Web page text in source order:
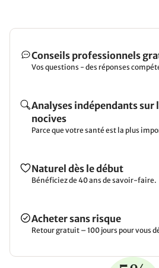
Conseils professionnels
Vos questions - des réponses
Analyses indépendants sur
nocives
Parce que votre santé est la plus
Naturel dès le début
Bénéficiez de 40 ans de savoir-faire.
Acheter sans risque
Retour gratuit – 100 jours pour vous